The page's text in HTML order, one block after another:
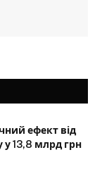
ефект від
у 13,8 млрд грн